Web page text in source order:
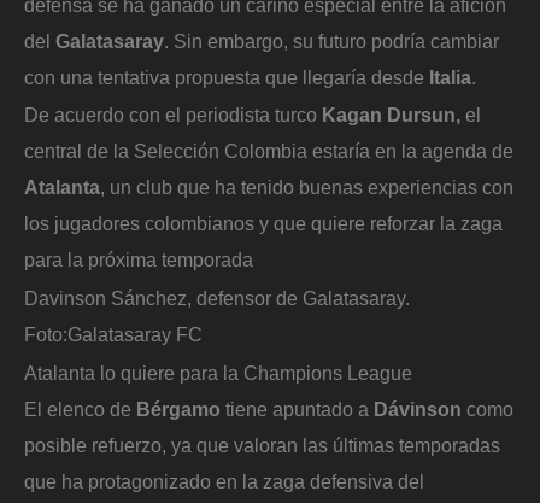
defensa se ha ganado un cariño especial entre la afición
del Galatasaray. Sin embargo, su futuro podría cambiar
con una tentativa propuesta que llegaría desde Italia.
De acuerdo con el periodista turco Kagan Dursun, el
central de la Selección Colombia estaría en la agenda de
Atalanta, un club que ha tenido buenas experiencias con
los jugadores colombianos y que quiere reforzar la zaga
para la próxima temporada
Davinson Sánchez, defensor de Galatasaray.
Foto:Galatasaray FC
Atalanta lo quiere para la Champions League
El elenco de Bérgamo tiene apuntado a Dávinson como
posible refuerzo, ya que valoran las últimas temporadas
que ha protagonizado en la zaga defensiva del